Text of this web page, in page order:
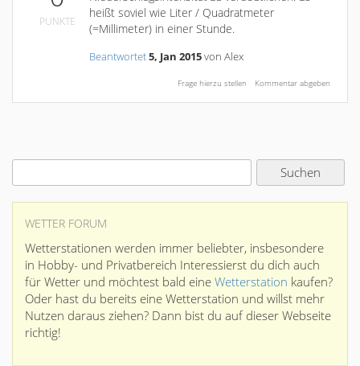
PUNKTE
heißt soviel wie Liter / Quadratmeter
(=Millimeter) in einer Stunde.
Beantwortet5, Jan 2015von Alex
WETTER FORUM
Wetterstationen werden immer beliebter, insbesondere
in Hobby- und Privatbereich Interessierst du dich auch
für Wetter und möchtest bald eine Wetterstation kaufen?
Oder hast du bereits eine Wetterstation und willst mehr
Nutzen daraus ziehen? Dann bist du auf dieser Webseite
richtig!